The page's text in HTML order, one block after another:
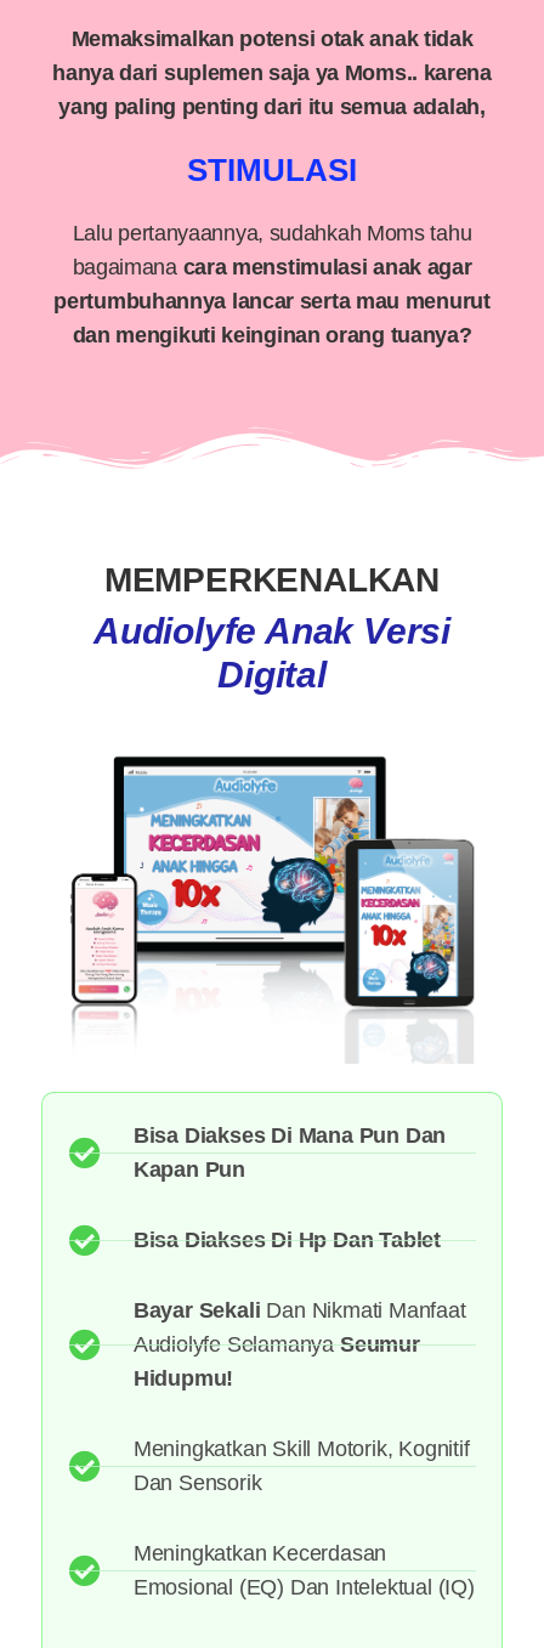
Memaksimalkan potensi otak anak tidak
hanya dari suplemen saja ya Moms.. karena
yang paling penting dari itu semua adalah,
STIMULASI
Lalu pertanyaannya, sudahkah Moms tahu
bagaimana cara menstimulasi anak agar
pertumbuhannya lancar serta mau menurut
dan mengikuti keinginan orang tuanya?
MEMPERKENALKAN
Audiolyfe Anak Versi
Digital
Bisa Diakses Di Mana Pun Dan
Kapan Pun
Bisa Diakses Di Hp Dan Tablet
Bayar Sekali Dan Nikmati Manfaat
Audiolyfe SelamanyaSeumur
Hidupmu!
Meningkatkan Skill Motorik, Kognitif
Dan Sensorik
Meningkatkan Kecerdasan
Emosional (EQ) Dan Intelektual (IQ)